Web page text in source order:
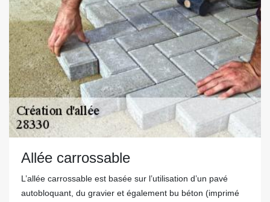
Allée carrossable
L’allée carrossable est basée sur l’utilisation d’un pavé
autobloquant, du gravier et également bu béton (imprimé